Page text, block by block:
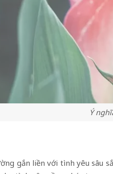
Ý
gắn liền với tình yêu sâu